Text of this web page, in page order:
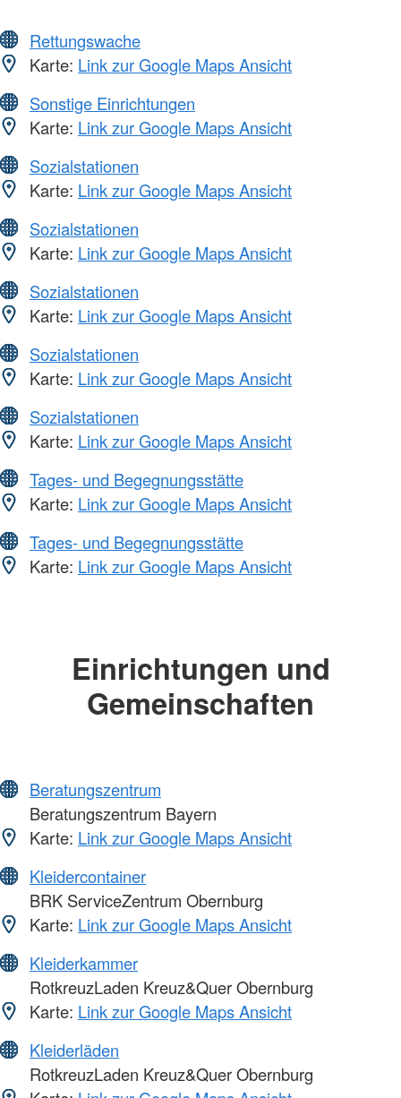
Rettungswache
Karte: Link zur Google Maps Ansicht
Sonstige Einrichtungen
Karte: Link zur Google Maps Ansicht
Sozialstationen
Karte: Link zur Google Maps Ansicht
Sozialstationen
Karte: Link zur Google Maps Ansicht
Sozialstationen
Karte: Link zur Google Maps Ansicht
Sozialstationen
Karte: Link zur Google Maps Ansicht
Sozialstationen
Karte: Link zur Google Maps Ansicht
Tages- und Begegnungsstätte
Karte: Link zur Google Maps Ansicht
Tages- und Begegnungsstätte
Karte: Link zur Google Maps Ansicht
Einrichtungen und
Gemeinschaften
Beratungszentrum
Beratungszentrum Bayern
Karte: Link zur Google Maps Ansicht
Kleidercontainer
BRK ServiceZentrum Obernburg
Karte: Link zur Google Maps Ansicht
Kleiderkammer
RotkreuzLaden Kreuz&Quer Obernburg
Karte: Link zur Google Maps Ansicht
Kleiderläden
RotkreuzLaden Kreuz&Quer Obernburg